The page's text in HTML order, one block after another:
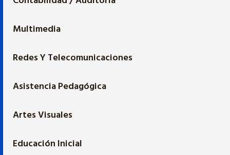
Multimedia
Redes Y Telecomunicaciones
Asistencia Pedagógica
Artes Visuales
Educación Inicial